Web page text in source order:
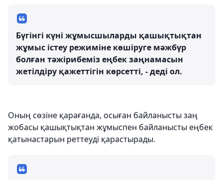
Бүгінгі күні жұмысшыларды қашықтықтан
жұмыс істеу режиміне көшіруге мәжбүр
болған тәжірибеміз еңбек заңнамасын
жетілдіру қажеттігін көрсетті, - деді ол.
Оның сөзіне қарағанда, осыған байланысты заң
жобасы қашықтықтан жұмыспен байланысты еңбек
қатынастарын реттеуді қарастырады.